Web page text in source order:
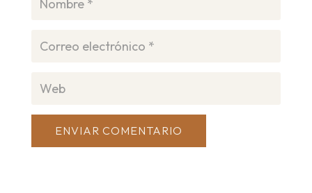
ENVIAR COMENTARIO